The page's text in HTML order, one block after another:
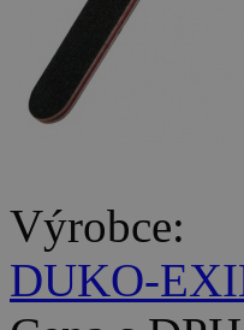
Výrobce:
DUKO-